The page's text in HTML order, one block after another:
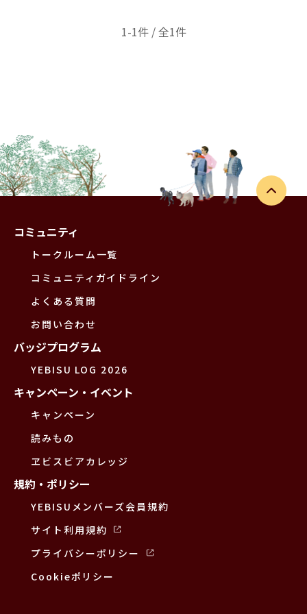
1-1件 / 全1件
コミュニティ
トークルーム一覧
コミュニティガイドライン
よくある質問
お問い合わせ
バッジプログラム
YEBISU LOG 2026
キャンペーン・イベント
キャンペーン
読みもの
ヱビスビアカレッジ
規約・ポリシー
YEBISUメンバーズ会員規約
サイト利用規約
プライバシーポリシー
Cookieポリシー